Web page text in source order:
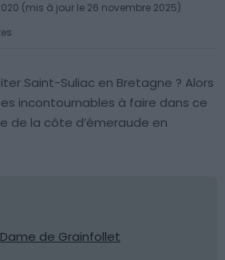
(mis à jour le 26 novembre 2025)
Saint-Suliac en Bretagne ? Alors
incontournables à faire dans ce
de la côte d’émeraude en
de Grainfollet